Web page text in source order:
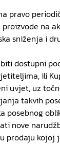
pravo
na
sniženja i
dostupni
ili
uvjet, uz
takvih
posebnog
nove
prodaju kojoj